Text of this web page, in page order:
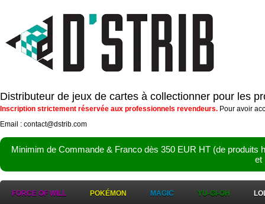
Distributeur de jeux de cartes à collectionner pour les
Inscription strictement réservée aux professionnels revendeurs. Pour avoir
Email : contact@dstrib.com
Minimim de Commande & Franco dès 350 EUR HT (de
et
FORCE OF WILL POKÉMON MAGIC YU-GI-OH